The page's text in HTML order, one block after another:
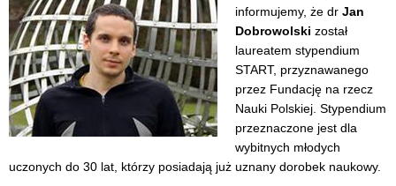
informujemy, że dr Jan
Dobrowolski został
laureatem stypendium
START, przyznawanego
przez Fundację na rzecz
Nauki Polskiej. Stypendium
przeznaczone jest dla
wybitnych młodych
uczonych do 30 lat, którzy posiadają już uznany dorobek naukowy.